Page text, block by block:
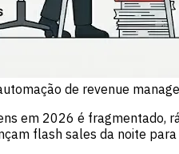
de revenue
em 2026 é fragmentado,
flash sales da noite